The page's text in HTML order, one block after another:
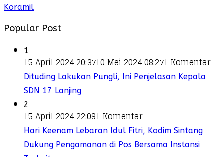
Koramil
Popular Post
1
15 April 2024 20:3710 Mei 2024 08:271 Komentar
Dituding Lakukan Pungli, Ini Penjelasan Kepala
SDN 17 Lanjing
2
15 April 2024 22:091 Komentar
Hari Keenam Lebaran Idul Fitri, Kodim Sintang
Dukung Pengamanan di Pos Bersama Instansi